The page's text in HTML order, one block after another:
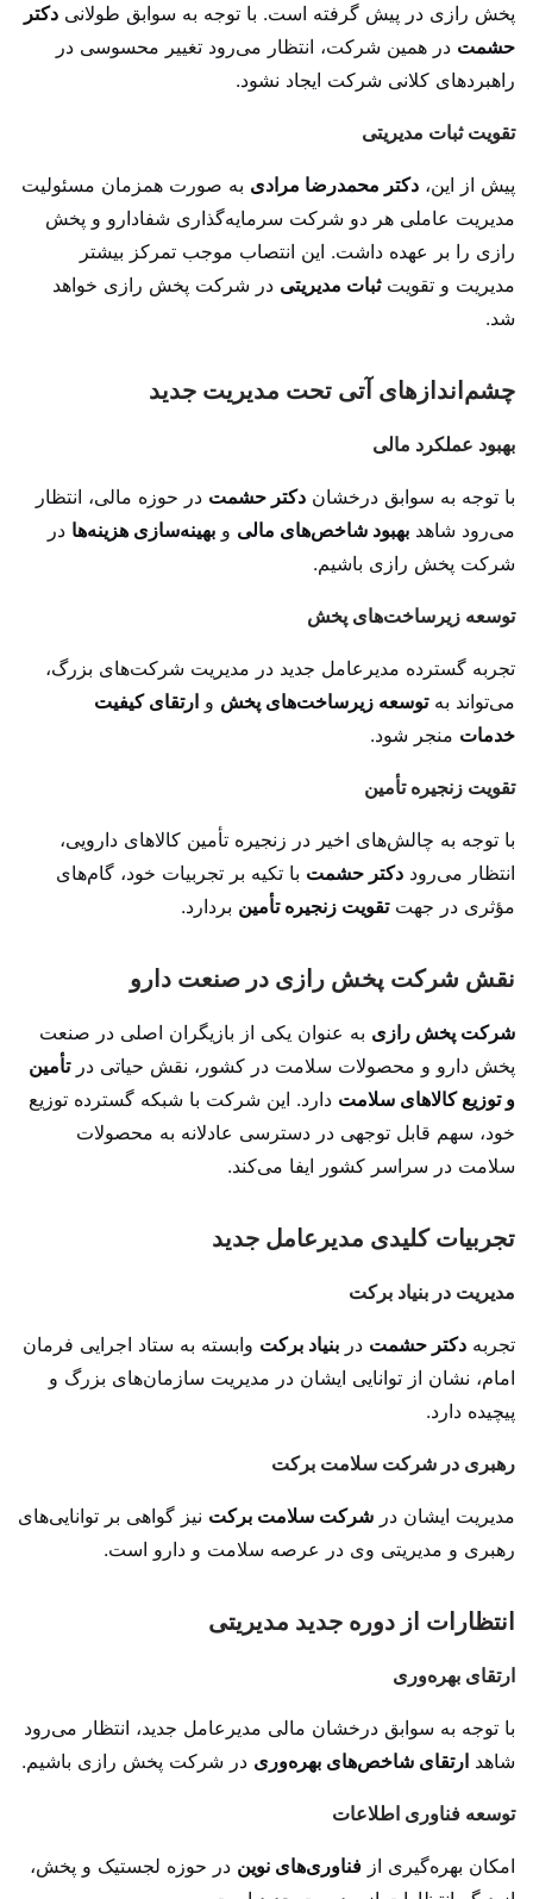
پخش رازی در پیش گرفته است. با توجه به سوابق طولانی دکتر
حشمت در همین شرکت، انتظار می‌رود تغییر محسوسی در
راهبردهای کلانی شرکت ایجاد نشود.
تقویت ثبات مدیریتی
پیش از این، دکتر محمدرضا مرادی به صورت همزمان مسئولیت
مدیریت عاملی هر دو شرکت سرمایه‌گذاری شفادارو و پخش
رازی را بر عهده داشت. این انتصاب موجب تمرکز بیشتر
مدیریت و تقویتثبات مدیریتی در شرکت پخش رازی خواهد
شد.
چشم‌اندازهای آتی تحت مدیریت جدید
بهبود عملکرد مالی
با توجه به سوابق درخشان دکتر حشمت در حوزه مالی، انتظار
می‌رود شاهد بهبود شاخص‌های مالی و بهینه‌سازی هزینه‌ها در
شرکت پخش رازی باشیم.
توسعه زیرساخت‌های پخش
تجربه گسترده مدیرعامل جدید در مدیریت شرکت‌های بزرگ،
می‌تواند بهتوسعه زیرساخت‌های پخش و ارتقای کیفیت
خدمات منجر شود.
تقویت زنجیره تأمین
با توجه به چالش‌های اخیر در زنجیره تأمین کالاهای دارویی،
انتظار می‌رود دکتر حشمت با تکیه بر تجربیات خود، گام‌های
مؤثری در جهتتقویت زنجیره تأمین بردارد.
نقش شرکت پخش رازی در صنعت دارو
شرکت پخش رازی به عنوان یکی از بازیگران اصلی در صنعت
پخش دارو و محصولات سلامت در کشور، نقش حیاتی درتأمین
و توزیع کالاهای سلامت دارد. این شرکت با شبکه گسترده توزیع
خود، سهم قابل توجهی در دسترسی عادلانه به محصولات
سلامت در سراسر کشور ایفا می‌کند.
تجربیات کلیدی مدیرعامل جدید
مدیریت در بنیاد برکت
تجربه دکتر حشمت در بنیاد برکت وابسته به ستاد اجرایی فرمان
امام، نشان از توانایی ایشان در مدیریت سازمان‌های بزرگ و
پیچیده دارد.
رهبری در شرکت سلامت برکت
مدیریت ایشان در شرکت سلامت برکت نیز گواهی بر توانایی‌های
رهبری و مدیریتی وی در عرصه سلامت و دارو است.
انتظارات از دوره جدید مدیریتی
ارتقای بهره‌وری
با توجه به سوابق درخشان مالی مدیرعامل جدید، انتظار می‌رود
شاهد ارتقای شاخص‌های بهره‌وری در شرکت پخش رازی باشیم.
توسعه فناوری اطلاعات
امکان بهره‌گیری از فناوری‌های نوین در حوزه لجستیک و پخش،